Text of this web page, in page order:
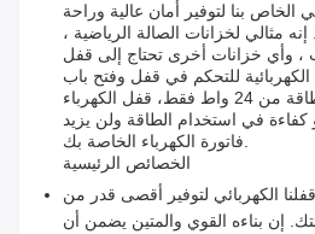
الخاص بنا لتوفير أمان عالية وراحة
إنه مثالي لخزانات الصالة الرياضية ،
، وأي خزانات أخرى تحتاج إلى قفل
للتحكم في قفل وفتح باب
الخزانةمع استهلاك الطاقة من 24 واط فقط، قفل الكهرباء
هو كفاءة في استخدام الطاقة ولن يزيد
فاتورة الكهرباء الخاصة بك.
الخصائص الرئيسية
الكهربائي لتوفير أقصى قدر من
إن بناءه القوي والمتين يضمن أن